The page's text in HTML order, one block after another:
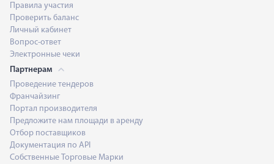
Правила участия
Проверить баланс
Личный кабинет
Вопрос-ответ
Электронные чеки
Партнерам
Проведение тендеров
Франчайзинг
Портал производителя
Предложите нам площади в аренду
Отбор поставщиков
Документация по API
Собственные Торговые Марки